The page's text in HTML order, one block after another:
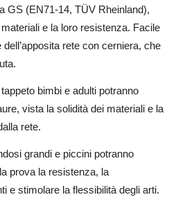
GS (EN71-14, TÜV Rheinland),
e la loro resistenza. Facile
rete con cerniera, che
bimbi e adulti potranno
vista la solidità dei materiali e la
rete.
grandi e piccini potranno
prova la resistenza, la
e stimolare la flessibilità degli arti.